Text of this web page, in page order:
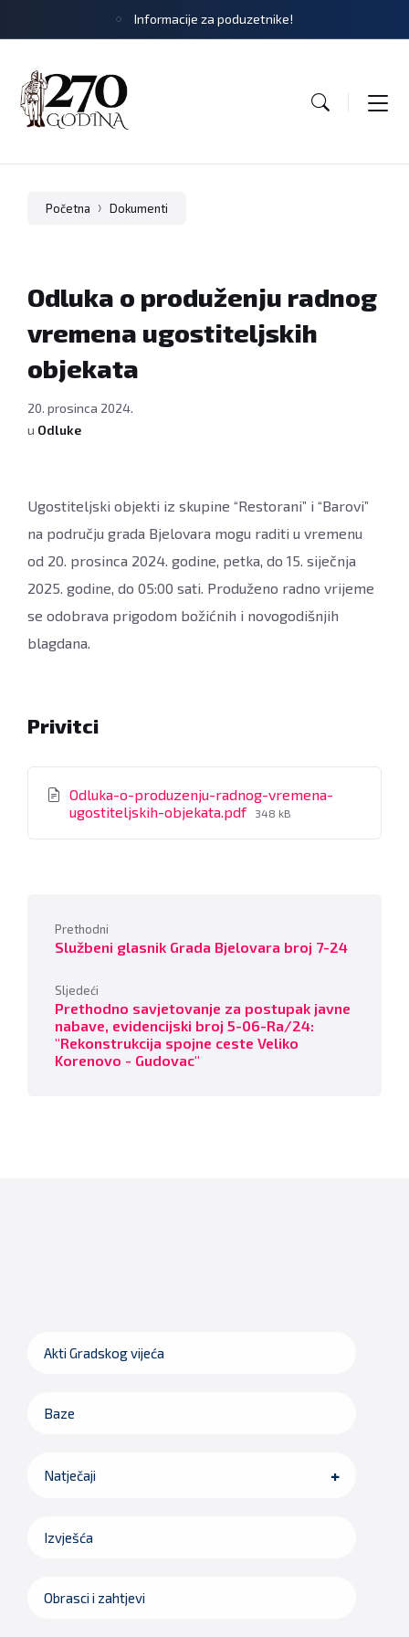
Informacije za poduzetnike!
Početna Dokumenti
Odluka o produženju radnog
vremena ugostiteljskih
objekata
20. prosinca 2024.
u Odluke
Ugostiteljski objekti iz skupine “Restorani” i “Barovi”
na području grada Bjelovara mogu raditi u vremenu
od 20. prosinca 2024. godine, petka, do 15. siječnja
2025. godine, do 05:00 sati. Produženo radno vrijeme
se odobrava prigodom božićnih i novogodišnjih
blagdana.
Privitci
Odluka-o-produzenju-radnog-vremena-
ugostiteljskih-objekata.pdf File
348 kB
Prethodni
Službeni glasnik Grada Bjelovara broj 7-24
Sljedeći
Prethodno savjetovanje za postupak javne
nabave, evidencijski broj 5-06-Ra/24:
"Rekonstrukcija spojne ceste Veliko
Korenovo - Gudovac"
Akti Gradskog vijeća
Baze
Natječaji
Izvješća
Obrasci i zahtjevi